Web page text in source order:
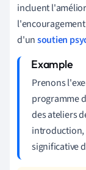
incluent
d'unsoutien
Prenons
programme
des ateliers
introduction,
significative